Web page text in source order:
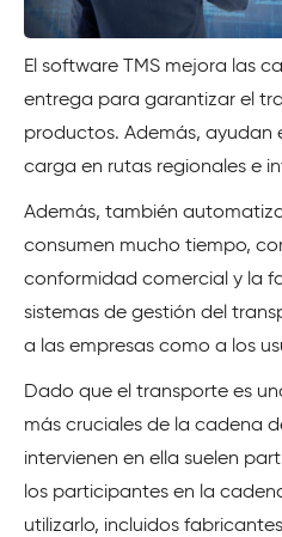
El software TMS mejora las
entrega para garantizar el
productos. Además, ayudan
carga en rutas regionales e
Además, también
consumen mucho tiempo,
conformidad comercial y la
sistemas de gestión del
a las empresas como a los
Dado que el transporte es
más cruciales de la cadena
intervienen en ella suelen
los participantes en la
utilizarlo, incluidos